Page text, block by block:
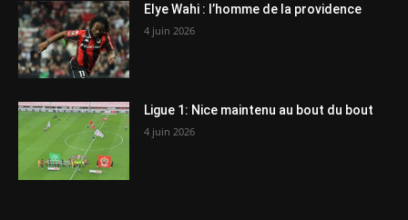
Elye Wahi : l’homme de la providence
4 juin 2026
Ligue 1: Nice maintenu au bout du bout
4 juin 2026